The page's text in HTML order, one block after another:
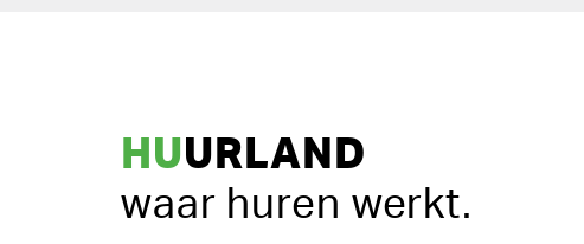
HUURLAND
waar huren werkt.